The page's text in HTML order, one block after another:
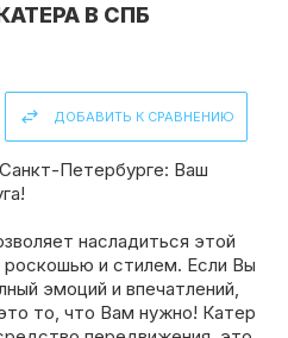
В СПБ
ДОБАВИТЬ К СРАВНЕНИЮ
Петербурге: Ваш
насладиться этой
и стилем. Если Вы
эмоций и впечатлений,
то, что Вам нужно! Катер